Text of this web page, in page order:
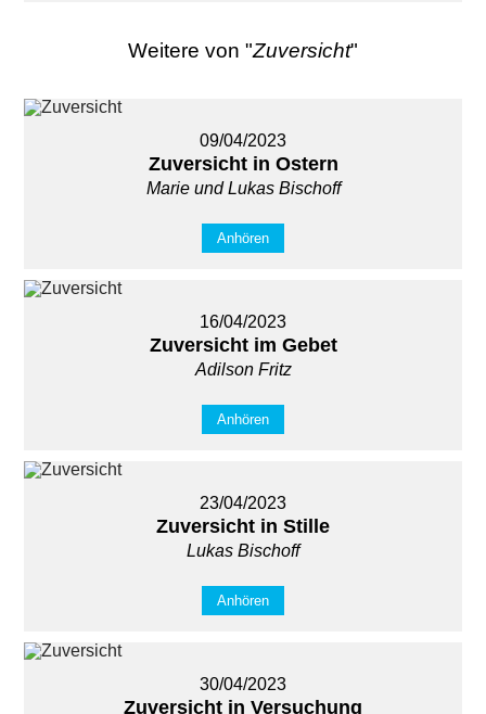
Weitere von "Zuversicht"
09/04/2023
Zuversicht in Ostern
Marie und Lukas Bischoff
Anhören
16/04/2023
Zuversicht im Gebet
Adilson Fritz
Anhören
23/04/2023
Zuversicht in Stille
Lukas Bischoff
Anhören
30/04/2023
Zuversicht in Versuchung